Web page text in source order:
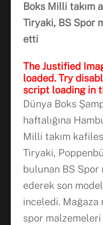
Boks Milli takım
Tiryaki, BS Spor
etti
The Justified
loaded. Try
script loading in
Dünya Boks
haftalığına
Milli takım
Tiryaki,
bulunan BS Spor
ederek son
inceledi. Mağaza
spor